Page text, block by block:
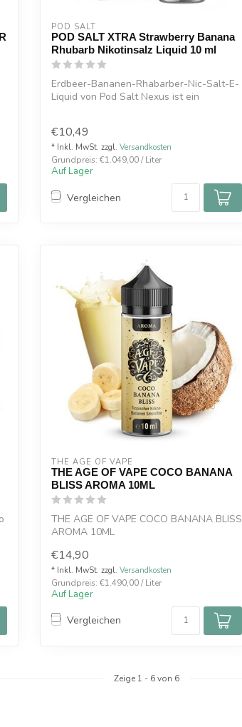
POD SALT
POD SALT XTRA Strawberry Banana
Rhubarb Nikotinsalz Liquid 10 ml
Erdbeer-Bananen-Rhabarber-Nic-Salt-E-
Liquid von Pod Salt Nexus ist ein
€10,49
* Inkl. MwSt. zzgl. Versandkosten
Grundpreis: €1.049,00 / Liter
Auf Lager
Vergleichen
THE AGE OF VAPE
THE AGE OF VAPE COCO BANANA
BLISS AROMA 10ML
THE AGE OF VAPE COCO BANANA BLISS
AROMA 10ML
€14,90
* Inkl. MwSt. zzgl. Versandkosten
Grundpreis: €1.490,00 / Liter
Auf Lager
Vergleichen
Zeige 1 - 6von 6